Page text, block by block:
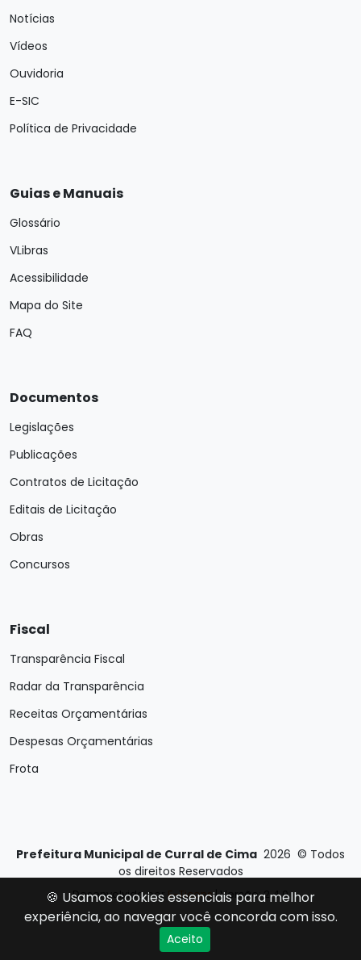
Notícias
Vídeos
Ouvidoria
E-SIC
Política de Privacidade
Guias e Manuais
Glossário
VLibras
Acessibilidade
Mapa do Site
FAQ
Documentos
Legislações
Publicações
Contratos de Licitação
Editais de Licitação
Obras
Concursos
Fiscal
Transparência Fiscal
Radar da Transparência
Receitas Orçamentárias
Despesas Orçamentárias
Frota
Prefeitura Municipal de Curral de Cima 2026 © Todos
os direitos Reservados
Desenvolvido por E-Ticons| Versão: 2.4.0
🍪 Usamos cookies essenciais para melhor
experiência, ao navegar você concorda com isso.
Aceito